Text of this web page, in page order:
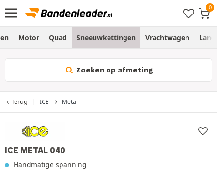
Motor Quad Sneeuwkettingen Vrachtwagen
Zoeken op afmeting
Terug ICE Metal
ICE METAL 040
Handmatige spanning